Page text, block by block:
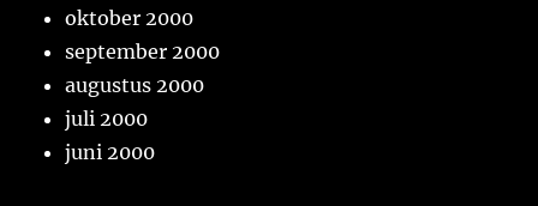
oktober 2000
september 2000
augustus 2000
juli 2000
juni 2000